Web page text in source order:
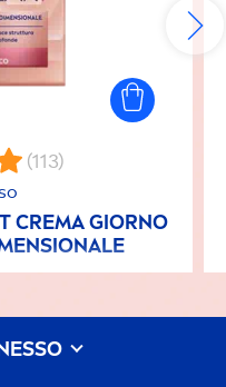
(113)
CREMA GIORNO
SIONALE